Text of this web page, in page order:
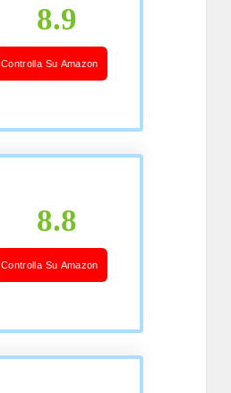
8.9
Controlla Su Amazon
8.8
Controlla Su Amazon